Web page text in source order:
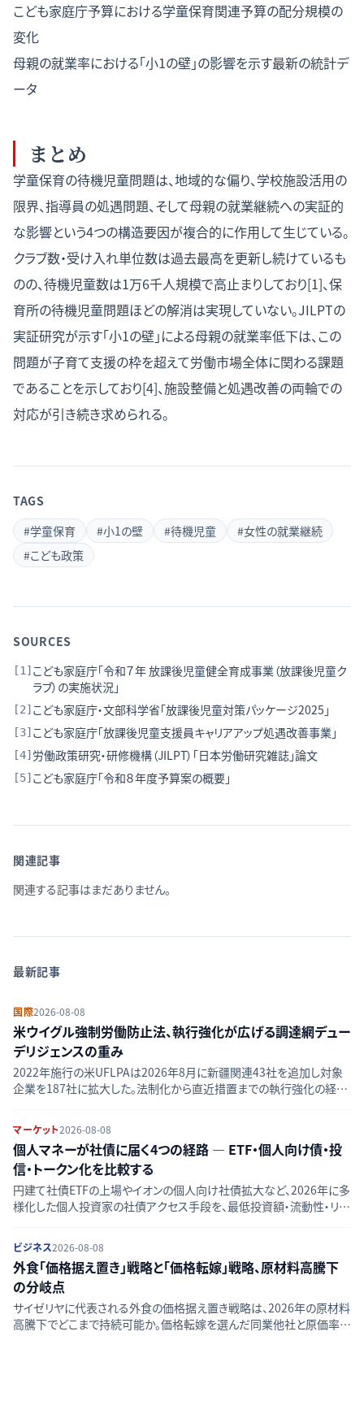
こども家庭庁予算における学童保育関連予算の配分規模の
変化
母親の就業率における「小1の壁」の影響を示す最新の統計デ
ータ
まとめ
学童保育の待機児童問題は、地域的な偏り、学校施設活用の
限界、指導員の処遇問題、そして母親の就業継続への実証的
な影響という4つの構造要因が複合的に作用して生じている。
クラブ数・受け入れ単位数は過去最高を更新し続けているも
のの、待機児童数は1万6千人規模で高止まりしており[1]、保
育所の待機児童問題ほどの解消は実現していない。JILPTの
実証研究が示す「小1の壁」による母親の就業率低下は、この
問題が子育て支援の枠を超えて労働市場全体に関わる課題
であることを示しており[4]、施設整備と処遇改善の両輪での
対応が引き続き求められる。
TAGS
#学童保育 #小1の壁 #待機児童 #女性の就業継続
#こども政策
SOURCES
[1 ] こども家庭庁「令和７年 放課後児童健全育成事業（放課後児童ク
ラブ）の実施状況」
[2] こども家庭庁・文部科学省「放課後児童対策パッケージ2025」
[3] こども家庭庁「放課後児童支援員キャリアアップ処遇改善事業」
[4] 労働政策研究・研修機構（JILPT）「日本労働研究雑誌」論文
[5] こども家庭庁「令和８年度予算案の概要」
関連記事
関連する記事はまだありません。
最新記事
国際2026-08-08
米ウイグル強制労働防止法、執行強化が広げる調達網デュー
デリジェンスの重み
2022年施行の米UFLPAは2026年8月に新疆関連43社を追加し対象
企業を187社に拡大した。法制化から直近措置までの執行強化の経緯
系列で整理する。
マーケット2026-08-08
個人マネーが社債に届く4つの経路 — ETF・個人向け債・投
信・トークン化を比較する
円建て社債ETFの上場やイオンの個人向け社債拡大など、2026年に多
様化した個人投資家の社債アクセス手段を、最低投資額・流動性・リス
ビジネス2026-08-08
外食「価格据え置き」戦略と「価格転嫁」戦略、原材料高騰下
の分岐点
サイゼリヤに代表される外食の価格据え置き戦略は、2026年の原材料
高騰下でどこまで持続可能か。価格転嫁を選んだ同業他社と原価率・